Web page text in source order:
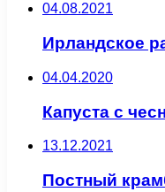
04.08.2021
Ирландское
04.04.2020
Капуста с
13.12.2021
Постный